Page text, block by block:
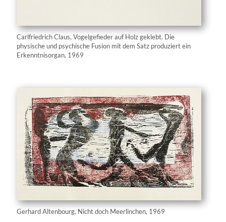
Carlfriedrich Claus, Vogelgefieder auf Holz geklebt. Die
physische und psychische Fusion mit dem Satz produziert ein
Erkenntnisorgan, 1969
Gerhard Altenbourg, Nicht doch Meerlinchen, 1969